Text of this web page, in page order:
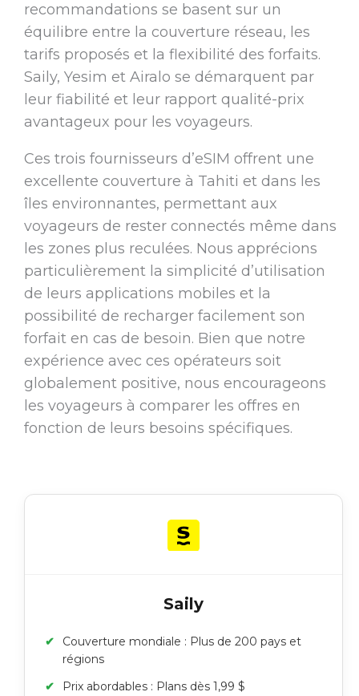
recommandations se basent sur un
équilibre entre la couverture réseau, les
tarifs proposés et la flexibilité des forfaits.
Saily, Yesim et Airalo se démarquent par
leur fiabilité et leur rapport qualité-prix
avantageux pour les voyageurs.
Ces trois fournisseurs d’eSIM offrent une
excellente couverture à Tahiti et dans les
îles environnantes, permettant aux
voyageurs de rester connectés même dans
les zones plus reculées. Nous apprécions
particulièrement la simplicité d’utilisation
de leurs applications mobiles et la
possibilité de recharger facilement son
forfait en cas de besoin. Bien que notre
expérience avec ces opérateurs soit
globalement positive, nous encourageons
les voyageurs à comparer les offres en
fonction de leurs besoins spécifiques.
Saily
Couverture mondiale : Plus de 200 pays et
régions
Prix abordables : Plans dès 1,99 $